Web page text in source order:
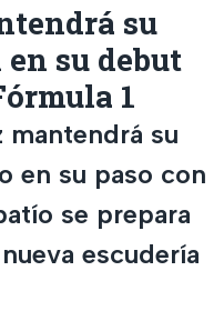
su
su debut
1
mantendrá su
en su paso con
se prepara
escudería